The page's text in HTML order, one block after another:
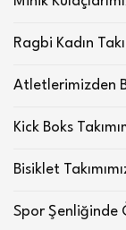
Ragbi Kadın
Atletlerimizden
Kick Boks
Bisiklet
Spor Şenliğinde